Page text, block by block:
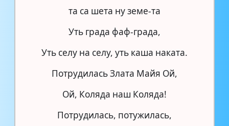
та са шета ну земе-та
Уть града фаф-града,
Уть селу на селу, уть каша наката.
Потрудилась Злата Майя Ой,
Ой, Коляда наш Коляда!
Потрудилась, потужилась,